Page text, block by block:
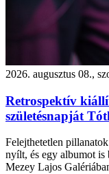
2026. augusztus 08.,
Retrospektív
születésnapját
Felejthetetlen
nyílt, és egy albumot is
Mezey Lajos